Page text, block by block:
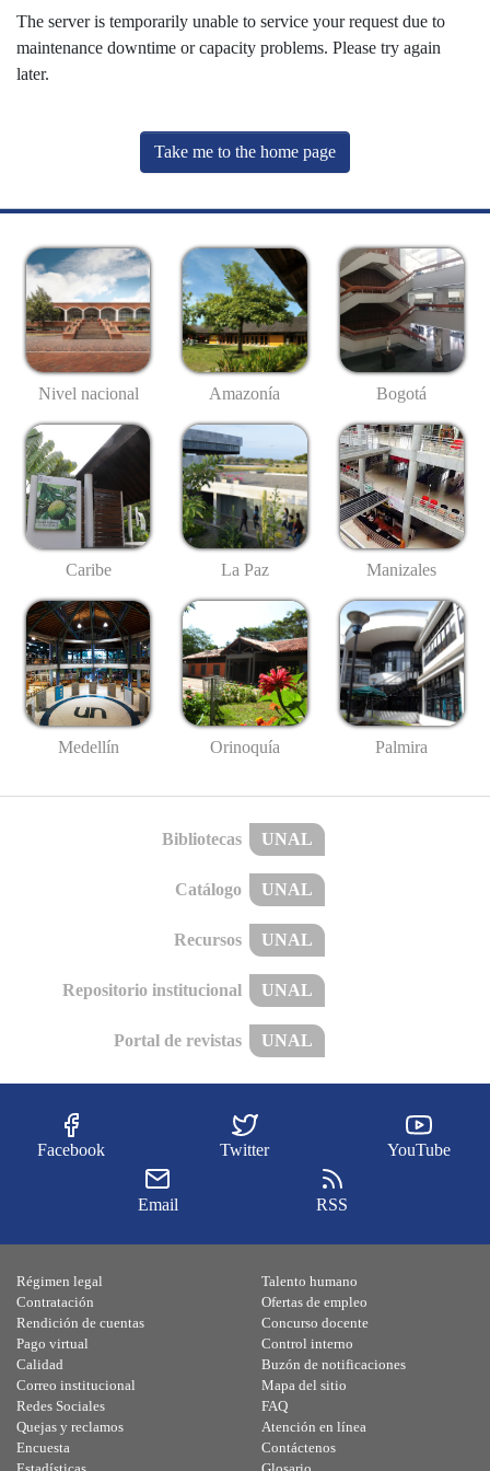
The server is temporarily unable to service your request due to
maintenance downtime or capacity problems. Please try again
later.
Take me to the home page
Nivel nacional Amazonía Bogotá
Caribe La Paz Manizales
Medellín Orinoquía Palmira
Bibliotecas UNAL
Catálogo UNAL
Recursos UNAL
Repositorio institucional UNAL
Portal de revistas UNAL
Facebook Twitter YouTube
Email RSS
Régimen legal
Contratación
Rendición de cuentas
Pago virtual
Calidad
Talento humano
Ofertas de empleo
Concurso docente
Control interno
Buzón de notificaciones
Correo institucional
Redes Sociales
Quejas y reclamos
Encuesta
Mapa del sitio
FAQ
Atención en línea
Contáctenos